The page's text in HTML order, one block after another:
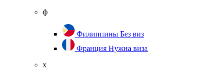
ф
Филиппины Без виз
Франция Нужна виза
х